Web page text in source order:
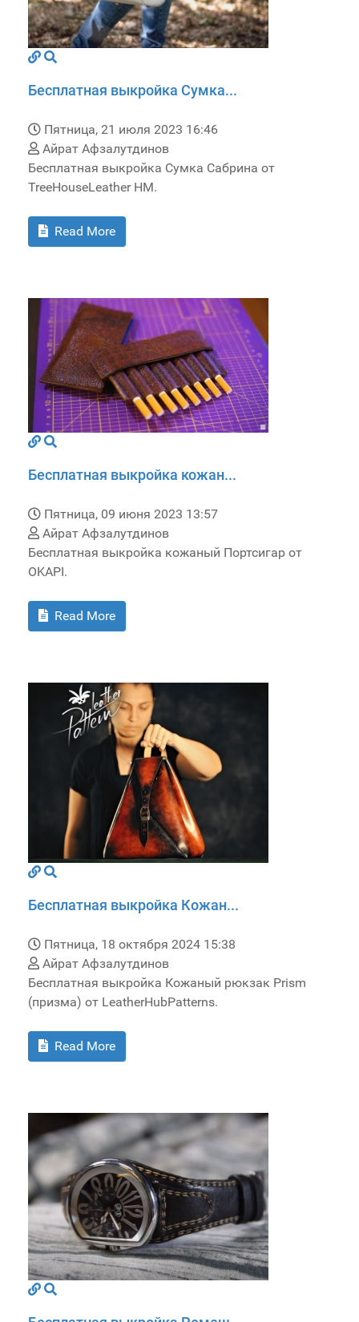
Бесплатная выкройка Сумка...
Пятница, 21 июля 2023 16:46
Айрат Афзалутдинов
Бесплатная выкройка Сумка Сабрина от
TreeHouseLeather HM.
Read More
Бесплатная выкройка кожан...
Пятница, 09 июня 2023 13:57
Айрат Афзалутдинов
Бесплатная выкройка кожаный Портсигар от
OKAPI.
Read More
Бесплатная выкройка Кожан...
Пятница, 18 октября 2024 15:38
Айрат Афзалутдинов
Бесплатная выкройка Кожаный рюкзак Prism
(призма) от LeatherHubPatterns.
Read More